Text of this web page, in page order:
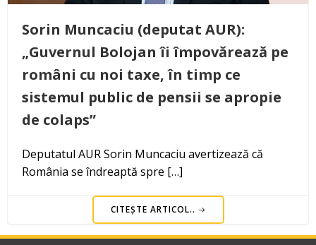
Sorin Muncaciu (deputat AUR):
„Guvernul Bolojan îi împovărează pe
români cu noi taxe, în timp ce
sistemul public de pensii se apropie
de colaps”
Deputatul AUR Sorin Muncaciu avertizează că
România se îndreaptă spre […]
CITEȘTE ARTICOL..